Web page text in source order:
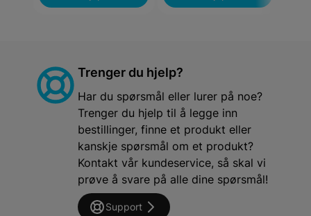
Trenger du hjelp?
Har du spørsmål eller lurer på noe?
Trenger du hjelp til å legge inn
bestillinger, finne et produkt eller
kanskje spørsmål om et produkt?
Kontakt vår kundeservice, så skal vi
prøve å svare på alle dine spørsmål!
Support